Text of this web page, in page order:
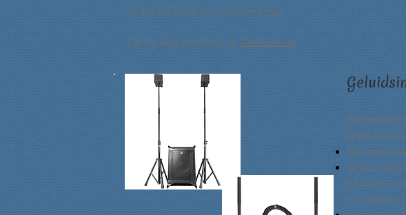
op met mij of met uw uitvaartverzorger.
Zie ook mijn advertentie op Laatstewens.nl
Wij
​HK Lucas
Jamaha
PA system,
rond geluid